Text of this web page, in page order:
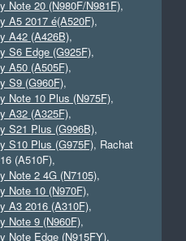
Note 20 (N980F/N981F),
A5 2017 é(A520F),
A42 (A426B),
S6 Edge (G925F),
A50 (A505F),
S9 (G960F),
Note 10 Plus (N975F),
A32 (A325F),
S21 Plus (G996B),
S10 Plus (G975F), Rachat
(A510F),
Note 2 4G (N7105),
Note 10 (N970F),
A3 2016 (A310F),
Note 9 (N960F),
Note Edge (N915FY),